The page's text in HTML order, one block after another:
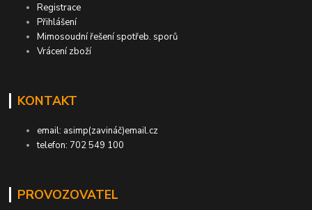
Registrace
Přihlášení
Mimosoudní řešení spotřeb. sporů
Vrácení zboží
KONTAKT
email: asimp(zavináč)email.cz
telefon: 702 549 100
PROVOZOVATEL